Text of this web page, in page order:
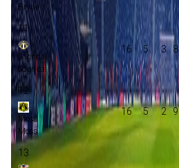
Bryne
11
Sogndal
Sogndal
16 5 3 8
12
Moss
Moss
16 5 2 9
13